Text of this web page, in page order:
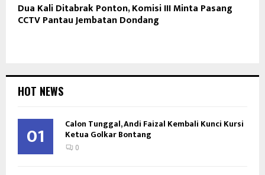
Dua Kali Ditabrak Ponton, Komisi III Minta Pasang
CCTV Pantau Jembatan Dondang
HOT NEWS
01 Calon Tunggal, Andi Faizal Kembali Kunci Kursi
Ketua Golkar Bontang
0